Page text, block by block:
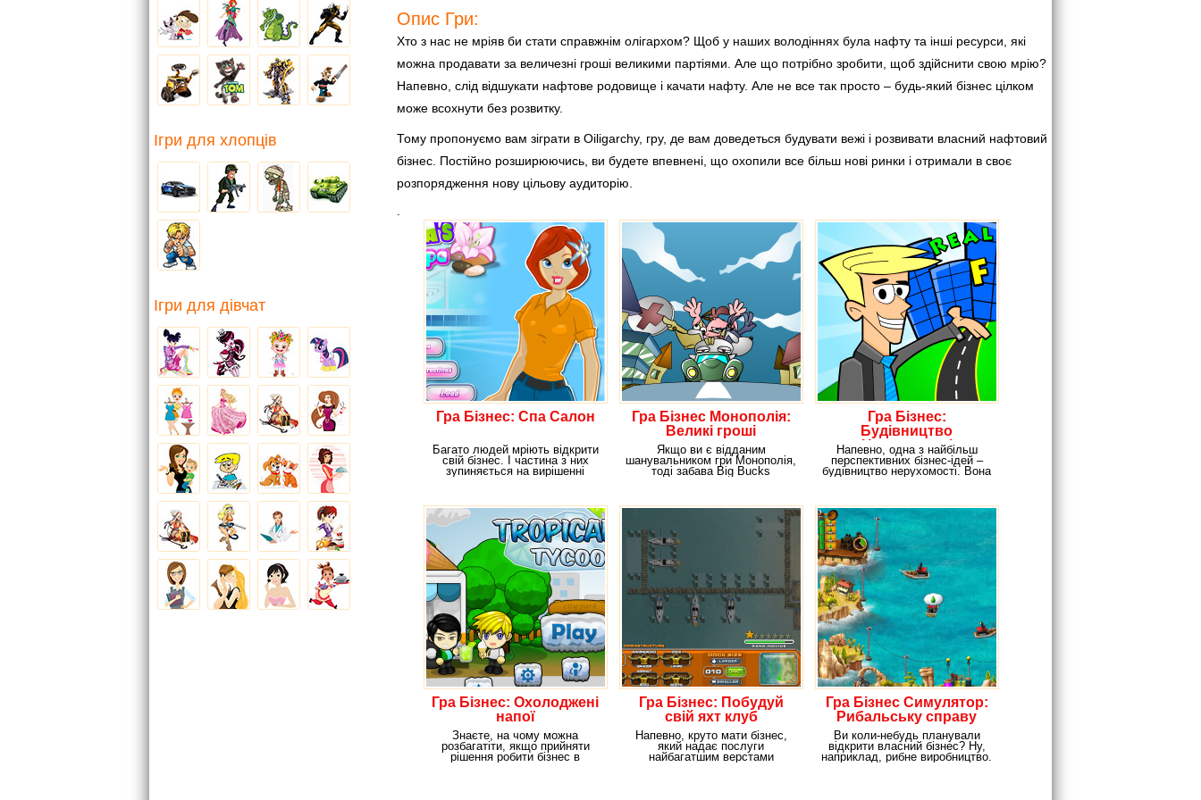
Опис Гри:
Хто з нас не мріяв би стати справжнім олігархом? Щоб у наших володіннях була нафту та інші ресурси, які
можна продавати за величезні гроші великими партіями. Але що потрібно зробити, щоб здійснити свою мрію?
Напевно, слід відшукати нафтове родовище і качати нафту. Але не все так просто – будь-який бізнес цілком
може всохнути без розвитку.
Тому пропонуємо вам зіграти в Oiligarchy, гру, де вам доведеться будувати вежі і розвивати власний нафтовий
бізнес. Постійно розширюючись, ви будете впевнені, що охопили все більш нові ринки і отримали в своє
розпорядження нову цільову аудиторію.
Гра Бізнес: Спа Салон
Багато людей мріють відкрити
свій бізнес. І частина з них
зупиняється на вирішенні
Гра Бізнес Монополія:
Великі гроші
Якщо ви є відданим
шанувальником гри Монополія,
тоді забава Big Bucks
Гра Бізнес:
Будівництво
Нерухомості
Напевно, одна з найбільш
перспективних бізнес-ідей –
будівництво нерухомості. Вона
Гра Бізнес: Охолоджені
напої
Знаєте, на чому можна
розбагатіти, якщо прийняти
рішення робити бізнес в
Гра Бізнес: Побудуй
свій яхт клуб
Напевно, круто мати бізнес,
який надає послуги
найбагатшим верстами
Гра Бізнес Симулятор:
Рибальську справу
Ви коли-небудь планували
відкрити власний бізнес? Ну,
наприклад, рибне виробництво.
Ігри для хлопців
Ігри для дівчат